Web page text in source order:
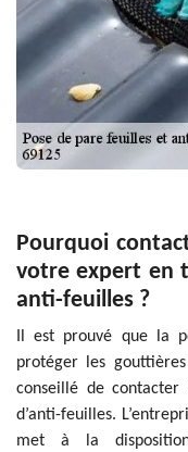
Pourquoi
votre expert en
anti-feuilles ?
Il est prouvé que la
protéger les
conseillé de contacter
d’anti-feuilles.
met à la